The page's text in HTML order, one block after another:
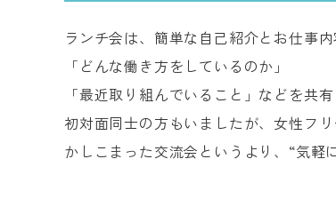
ランチ会は、簡単な自己紹介とお仕事内
「どんな働き方をしているのか」
「最近取り組んでいること」などを共
初対面同士の方もいましたが、女性フ
かしこまった交流会というより、“気